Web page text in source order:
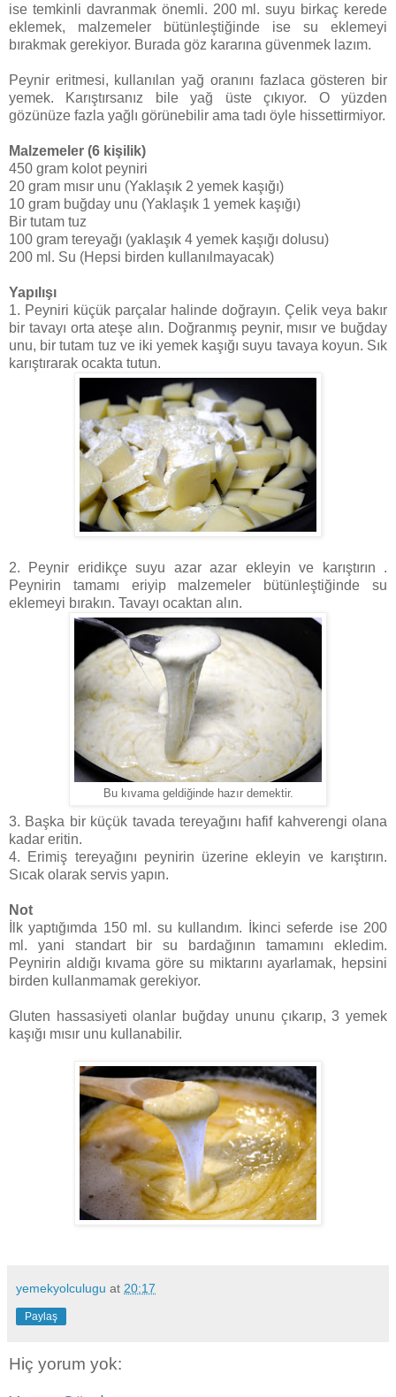
ise temkinli davranmak önemli. 200 ml. suyu birkaç kerede
eklemek, malzemeler bütünleştiğinde ise su eklemeyi
bırakmak gerekiyor. Burada göz kararına güvenmek lazım.
Peynir eritmesi, kullanılan yağ oranını fazlaca gösteren bir
yemek. Karıştırsanız bile yağ üste çıkıyor. O yüzden
gözünüze fazla yağlı görünebilir ama tadı öyle hissettirmiyor.
Malzemeler (6 kişilik)
450 gram kolot peyniri
20 gram mısır unu (Yaklaşık 2 yemek kaşığı)
10 gram buğday unu (Yaklaşık 1 yemek kaşığı)
Bir tutam tuz
100 gram tereyağı (yaklaşık 4 yemek kaşığı dolusu)
200 ml. Su (Hepsi birden kullanılmayacak)
Yapılışı
1. Peyniri küçük parçalar halinde doğrayın. Çelik veya bakır
bir tavayı orta ateşe alın. Doğranmış peynir, mısır ve buğday
unu, bir tutam tuz ve iki yemek kaşığı suyu tavaya koyun. Sık
karıştırarak ocakta tutun.
2. Peynir eridikçe suyu azar azar ekleyin ve karıştırın .
Peynirin tamamı eriyip malzemeler bütünleştiğinde su
eklemeyi bırakın. Tavayı ocaktan alın.
Bu kıvama geldiğinde hazır demektir.
3. Başka bir küçük tavada tereyağını hafif kahverengi olana
kadar eritin.
4. Erimiş tereyağını peynirin üzerine ekleyin ve karıştırın.
Sıcak olarak servis yapın.
Not
İlk yaptığımda 150 ml. su kullandım. İkinci seferde ise 200
ml. yani standart bir su bardağının tamamını ekledim.
Peynirin aldığı kıvama göre su miktarını ayarlamak, hepsini
birden kullanmamak gerekiyor.
Gluten hassasiyeti olanlar buğday ununu çıkarıp, 3 yemek
kaşığı mısır unu kullanabilir.
yemekyolculugu at 20:17
Paylaş
Hiç yorum yok: